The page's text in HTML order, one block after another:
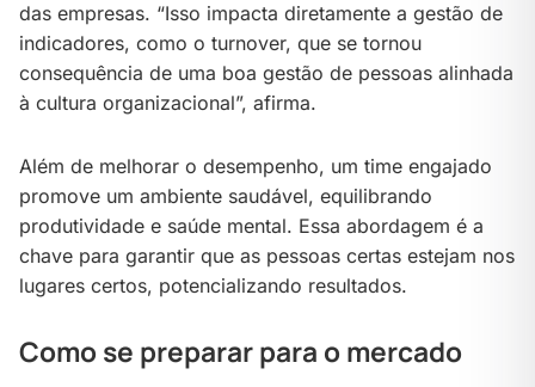
das empresas. “Isso impacta diretamente a gestão de
indicadores, como o turnover, que se tornou
consequência de uma boa gestão de pessoas alinhada
à cultura organizacional”, afirma.
Além de melhorar o desempenho, um time engajado
promove um ambiente saudável, equilibrando
produtividade e saúde mental. Essa abordagem é a
chave para garantir que as pessoas certas estejam nos
lugares certos, potencializando resultados.
Como se preparar para o mercado